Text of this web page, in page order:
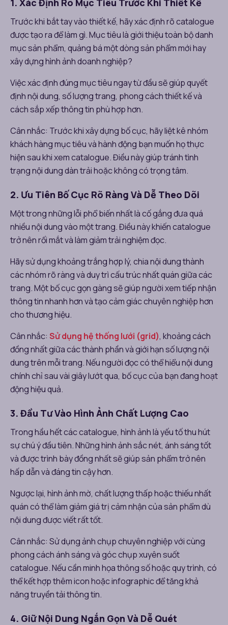
1. Xác Định Rõ Mục Tiêu Trước Khi Thiết Kế
Trước khi bắt tay vào thiết kế, hãy xác định rõ catalogue
được tạo ra để làm gì. Mục tiêu là giới thiệu toàn bộ danh
mục sản phẩm, quảng bá một dòng sản phẩm mới hay
xây dựng hình ảnh doanh nghiệp?
Việc xác định đúng mục tiêu ngay từ đầu sẽ giúp quyết
định nội dung, số lượng trang, phong cách thiết kế và
cách sắp xếp thông tin phù hợp hơn.
Cân nhắc: Trước khi xây dựng bố cục, hãy liệt kê nhóm
khách hàng mục tiêu và hành động bạn muốn họ thực
hiện sau khi xem catalogue. Điều này giúp tránh tình
trạng nội dung dàn trải hoặc không có trọng tâm.
2. Ưu Tiên Bố Cục Rõ Ràng Và Dễ Theo Dõi
Một trong những lỗi phổ biến nhất là cố gắng đưa quá
nhiều nội dung vào một trang. Điều này khiến catalogue
trở nên rối mắt và làm giảm trải nghiệm đọc.
Hãy sử dụng khoảng trắng hợp lý, chia nội dung thành
các nhóm rõ ràng và duy trì cấu trúc nhất quán giữa các
trang. Một bố cục gọn gàng sẽ giúp người xem tiếp nhận
thông tin nhanh hơn và tạo cảm giác chuyên nghiệp hơn
cho thương hiệu.
Cân nhắc: Sử dụng hệ thống lưới (grid), khoảng cách
đồng nhất giữa các thành phần và giới hạn số lượng nội
dung trên mỗi trang. Nếu người đọc có thể hiểu nội dung
chính chỉ sau vài giây lướt qua, bố cục của bạn đang hoạt
động hiệu quả.
3. Đầu Tư Vào Hình Ảnh Chất Lượng Cao
Trong hầu hết các catalogue, hình ảnh là yếu tố thu hút
sự chú ý đầu tiên. Những hình ảnh sắc nét, ánh sáng tốt
và được trình bày đồng nhất sẽ giúp sản phẩm trở nên
hấp dẫn và đáng tin cậy hơn.
Ngược lại, hình ảnh mờ, chất lượng thấp hoặc thiếu nhất
quán có thể làm giảm giá trị cảm nhận của sản phẩm dù
nội dung được viết rất tốt.
Cân nhắc: Sử dụng ảnh chụp chuyên nghiệp với cùng
phong cách ánh sáng và góc chụp xuyên suốt
catalogue. Nếu cần minh họa thông số hoặc quy trình, có
thể kết hợp thêm icon hoặc infographic để tăng khả
năng truyền tải thông tin.
4. Giữ Nội Dung Ngắn Gọn Và Dễ Quét